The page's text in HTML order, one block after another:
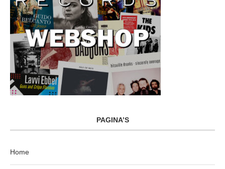
PAGINA’S
Home